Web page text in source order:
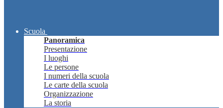
Scuola
Panoramica
Presentazione
I luoghi
Le persone
I numeri della scuola
Le carte della scuola
Organizzazione
La storia